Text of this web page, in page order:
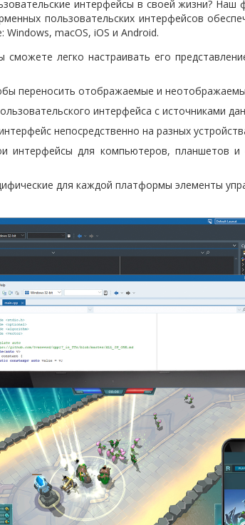
интерфейсы в своей жизни? Наш
пользовательских интерфейсов
macOS, iOS и Android.
легко настраивать его
переносить отображаемые и
интерфейса с источниками
непосредственно на разных
интерфейсы для компьютеров, планшетов
для каждой платформы элементы